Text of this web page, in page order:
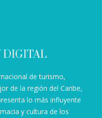
DIGITAL
de turismo,
de la región del Caribe,
lo más influyente
y cultura de los